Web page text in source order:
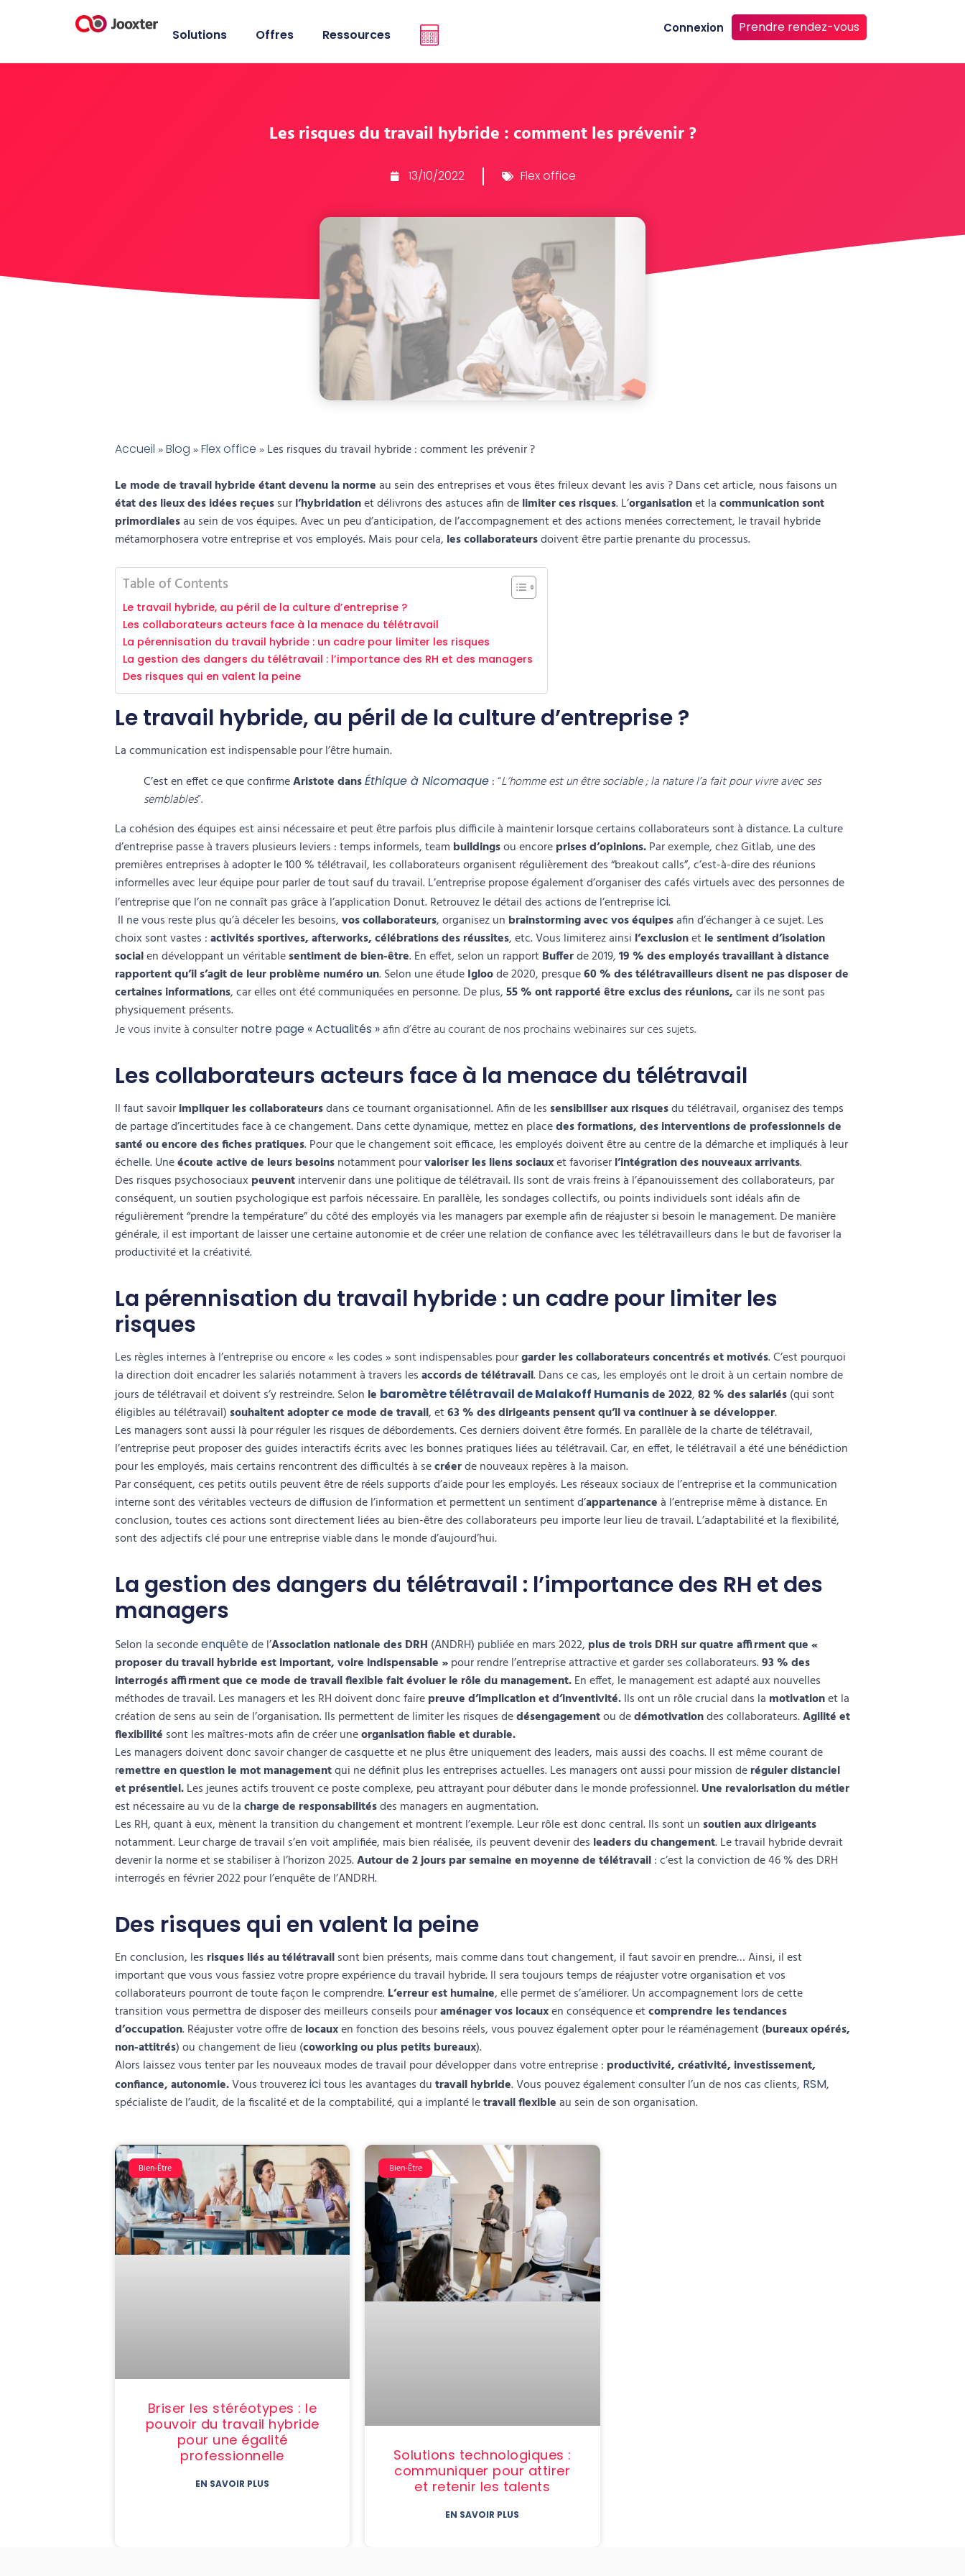
Solutions Offres Ressources Connexion Prendre rendez-vous
Les risques du travail hybride : comment les prévenir ?
13/10/2022 Flex office
Accueil »Blog »Flex office »Les risques du travail hybride : comment les prévenir ?
Le mode de travail hybride étant devenu la normeau sein des entreprises et vous êtes frileux devant les avis ? Dans cet article, nous faisons un
état des lieux des idées reçuessurl’hybridationet délivrons des astuces afin delimiter ces risques. L’organisationet lacommunication sont
primordialesau sein de vos équipes. Avec un peu d’anticipation, de l’accompagnement et des actions menées correctement, le travail hybride
métamorphosera votre entreprise et vos employés. Mais pour cela, les collaborateursdoivent être partie prenante du processus.
Table of Contents
Le travail hybride, au péril de la culture d’entreprise ?
Les collaborateurs acteurs face à la menace du télétravail
La pérennisation du travail hybride : un cadre pour limiter les risques
La gestion des dangers du télétravail : l’importance des RH et des managers
Des risques qui en valent la peine
Le travail hybride, au péril de la culture d’entreprise ?
La communication est indispensable pour l’être humain.
C’est en effet ce que confirmeAristote dansÉthique à Nicomaque :“L’homme est un être sociable ; la nature l’a fait pour vivre avec ses
semblables”.
Lacohésion des équipesest ainsi nécessaire et peut être parfois plusdifficile à maintenirlorsque certains collaborateurs sont à distance. Laculture
d’entreprisepasse à travers plusieurs leviers :temps informels, team buildingsou encoreprises d’opinions.Par exemple, chezGitlab, une des
premières entreprises à adopter le 100 % télétravail, les collaborateurs organisent régulièrement des“breakout calls”, c’est-à-dire des réunions
informellesavec leur équipe pour parler de tout sauf du travail. L’entreprise propose également d’organiser descafés virtuelsavec des personnes de
l’entreprise que l’on ne connaît pas grâce à l’application Donut. Retrouvez le détail des actions de l’entrepriseici.
Il ne vous reste plus qu’à déceler les besoins,vos collaborateurs, organisez un brainstorming avec vos équipesafin d’échanger à ce sujet. Les
choix sont vastes :activités sportives, afterworks, célébrations des réussites, etc. Vous limiterez ainsi l’exclusionetle sentiment d’isolation
socialen développant un véritablesentiment de bien-être. En effet, selon un rapportBufferde 2019,19 % des employés travaillant à distance
rapportent qu’il s’agit de leur problème numéro un. Selon une étudeIgloode 2020, presque60 % des télétravailleurs disent ne pas disposer de
certaines informations, car elles ont été communiquées en personne. De plus,55 % ont rapporté être exclus des réunions,car ils ne sont pas
physiquement présents.
Je vous invite à consulter notre page « Actualités »afin d’être au courant de nos prochains webinaires sur ces sujets.
Les collaborateurs acteurs face à la menace du télétravail
Il faut savoirimpliquer les collaborateursdans ce tournant organisationnel. Afin de lessensibiliser aux risquesdu télétravail, organisez des temps
de partage d’incertitudes face à ce changement. Dans cette dynamique, mettez en placedes formations, des interventions de professionnels de
santé ou encore des fiches pratiques. Pour que le changement soit efficace, les employés doivent être au centre de la démarche et impliqués à leur
échelle. Uneécoute active de leurs besoinsnotamment pourvaloriser les liens sociauxet favoriserl’intégration des nouveaux arrivants.
Des risques psychosociaux peuventintervenir dans une politique de télétravail.Ils sont de vrais freins à l’épanouissement des collaborateurs, par
conséquent, un soutien psychologiqueest parfois nécessaire. En parallèle, les sondages collectifs, ou points individuels sont idéals afin de
régulièrement “prendre la température” du côté des employés via les managers par exemple afin de réajuster si besoin le management. De manière
générale, il est important de laisser une certaineautonomieet de créer unerelation de confiance avec les télétravailleursdans le but defavoriser la
productivité et la créativité.
La pérennisation du travail hybride : un cadre pour limiter les
risques
Les règles internes à l’entreprise ou encore « les codes » sont indispensables pourgarderles collaborateurs concentrés et motivés. C’est pourquoi
la direction doit encadrer les salariés notamment à travers lesaccords de télétravail. Dans ce cas, les employés ont le droit à un certain nombre de
jours de télétravail et doivent s’y restreindre. Selon le baromètre télétravail de Malakoff Humanisde 2022,82 % des salariés(qui sont
éligibles au télétravail)souhaitent adopter ce mode de travail, et63 % des dirigeants pensent qu’il va continuer à se développer.
Les managers sont aussi là pourrégulerles risques de débordements. Ces derniers doivent être formés. En parallèle de lacharte de télétravail,
l’entreprise peut proposer desguides interactifs écritsavec les bonnes pratiques liées au télétravail. Car, en effet, le télétravail a été une bénédiction
pour les employés, mais certains rencontrent des difficultés à secréerde nouveaux repères à la maison.
Par conséquent, ces petits outils peuvent être de réels supports d’aide pour les employés. Les réseaux sociauxde l’entreprise et lacommunication
internesont des véritables vecteurs dediffusion de l’informationet permettent un sentiment d’appartenanceà l’entreprise même à distance. En
conclusion, toutes ces actions sont directement liées au bien-être des collaborateurs peu importe leur lieu de travail.L’adaptabilité et la flexibilité,
sont des adjectifs clé pour une entreprise viable dans le monde d’aujourd’hui.
La gestion des dangers du télétravail : l’importance des RH et des
managers
Selon la secondeenquêtede l’Association nationale des DRH (ANDRH) publiée en mars 2022, plus de trois DRH sur quatre affirment que «
proposer du travail hybride est important, voire indispensable »pour rendre l’entreprise attractive et garder ses collaborateurs.93 % des
interrogés affirment que ce mode de travail flexible fait évoluer le rôle du management.En effet, le management est adapté aux nouvelles
méthodes de travail. Les managers et les RH doivent donc fairepreuve d’implication et d’inventivité.Ils ont un rôle crucial dans la motivationet la
création de sens au sein de l’organisation. Ils permettent de limiter les risques dedésengagementou dedémotivationdes collaborateurs.Agilité et
flexibilité sont les maîtres-mots afin de créer uneorganisation fiable et durable.
Les managers doivent donc savoir changer de casquette et ne plus être uniquement des leaders, mais aussi des coachs. Il est même courant de
remettre en question le mot managementqui ne définit plus les entreprises actuelles. Les managers ont aussi pour mission deréguler distanciel
et présentiel.Les jeunes actifs trouvent ce poste complexe, peu attrayant pour débuter dans le monde professionnel.Une revalorisation du métier
est nécessaire au vu de lacharge de responsabilitésdes managers en augmentation.
Les RH, quant à eux, mènent la transition du changement et montrent l’exemple. Leur rôle est donc central. Ils sont unsoutien aux dirigeants
notamment. Leur charge de travail s’en voit amplifiée, mais bien réalisée, ils peuvent devenir des leaders du changement. Le travail hybride devrait
devenir la norme et se stabiliser à l’horizon 2025.Autour de 2 jours par semaine en moyenne de télétravail: c’est la conviction de 46 % des DRH
interrogés en février 2022 pour l’enquête de l’ANDRH.
Des risques qui en valent la peine
En conclusion, les risques liés au télétravailsont bien présents, mais comme dans tout changement, il faut savoir en prendre… Ainsi, il est
important que vous vous fassiez votre propre expérience du travail hybride. Il sera toujours temps de réajuster votre organisation et vos
collaborateurs pourront de toute façon le comprendre.L’erreur est humaine, elle permet de s’améliorer. Un accompagnement lors de cette
transition vous permettra de disposer des meilleurs conseils pouraménager vos locauxen conséquence etcomprendre les tendances
d’occupation. Réajuster votre offre delocauxen fonction des besoins réels, vous pouvez également opter pour le réaménagement (bureaux opérés,
non-attitrés) ou changement de lieu (coworking ou plus petits bureaux).
Alors laissez vous tenter par les nouveaux modes de travail pour développer dans votre entreprise : productivité, créativité, investissement,
confiance, autonomie.Vous trouverezicitous les avantages dutravail hybride. Vous pouvez également consulter l’un de nos cas clients, RSM,
spécialiste de l’audit, de la fiscalité et de la comptabilité, qui a implanté letravail flexibleau sein de son organisation.
Bien-Être
Briser les stéréotypes : le
pouvoir du travail hybride
pour une égalité
professionnelle
EN SAVOIR PLUS
Bien-Être
Solutions technologiques :
communiquer pour attirer
et retenir les talents
EN SAVOIR PLUS